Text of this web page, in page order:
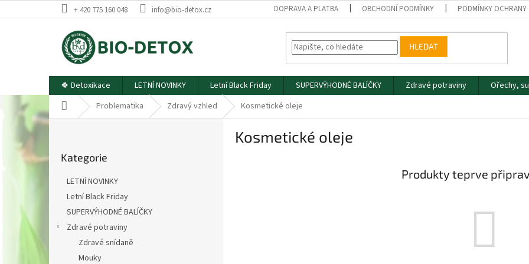
na
+ 420 775 160 048 info@bio-detox.cz DOPRAVA A PLATBA OBCHODNÍ PODMÍNKY PODMÍNKY OCHRANY
HLEDAT
🍀 Detoxikace LETNÍ NOVINKY Letní Black Friday SUPERVÝHODNÉ BALÍČKY Zdravé potraviny Ořechy,
Domů Problematika Zdravý vzhled Kosmetické oleje
P
t
kategorie
Kategorie
LETNÍ NOVINKY
Letní Black Friday
SUPERVÝHODNÉ BALÍČKY
Zdravé potraviny
Zdravé snídaně
Mouky
Kosmetické oleje
Produkty teprve